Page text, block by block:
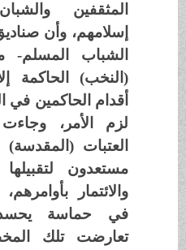
المثقفين
إسلامهم، وأن صناديق
الشباب المسلم-
(النخب) الحاكمة
أقدام الحاكمين في
لزم الأمر، وجاءت
العتبات (المقدسة)
مستعدون لتقبيلها
والائتمار
في حماسة
تعارضت تلك